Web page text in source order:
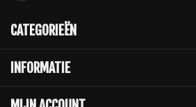
CATEGORIEËN
INFORMATIE